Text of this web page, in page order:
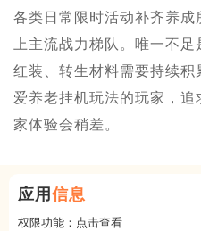
各类日常限时活动补齐养
上主流战力梯队。唯一不
红装、转生材料需要持续
爱养老挂机玩法的玩家，
家体验会稍差。
应用 信息
权限功能： 点击查看